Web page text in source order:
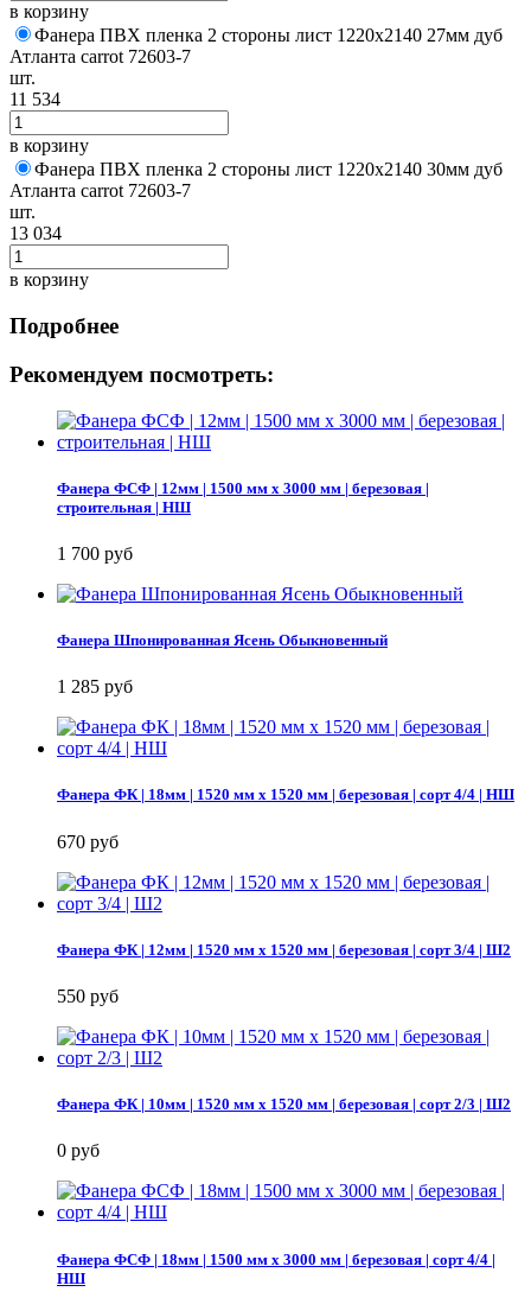
в корзину
Фанера ПВХ пленка 2 стороны лист 1220х2140 27мм дуб
Атланта carrot 72603-7
шт.
11 534
в корзину
Фанера ПВХ пленка 2 стороны лист 1220х2140 30мм дуб
Атланта carrot 72603-7
шт.
13 034
в корзину
Подробнее
Рекомендуем посмотреть:
Фанера ФСФ | 12мм | 1500 мм х 3000 мм | березовая |
строительная | НШ
1 700 руб
Фанера Шпонированная Ясень Обыкновенный
1 285 руб
Фанера ФК | 18мм | 1520 мм х 1520 мм | березовая | сорт 4/4 | НШ
670 руб
Фанера ФК | 12мм | 1520 мм х 1520 мм | березовая | сорт 3/4 | Ш2
550 руб
Фанера ФК | 10мм | 1520 мм х 1520 мм | березовая | сорт 2/3 | Ш2
0 руб
Фанера ФСФ | 18мм | 1500 мм х 3000 мм | березовая | сорт 4/4 |
НШ